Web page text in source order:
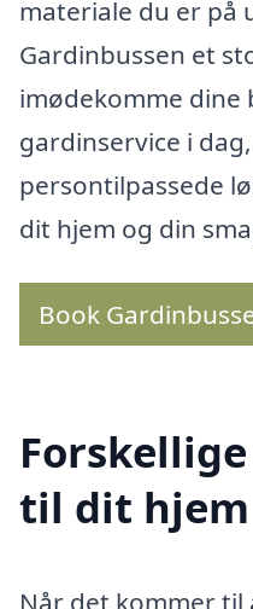
materiale du er på
Gardinbussen et
imødekomme dine
gardinservice i
persontilpassede
dit hjem og din
Book
til dit
Når det kommer til